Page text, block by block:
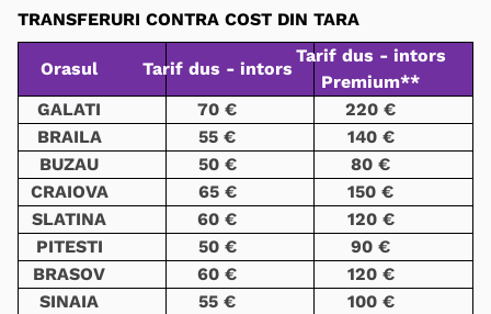
TRANSFERURI CONTRA COST DIN TARA
Orasul Tarif dus - intors
Tarif dus - intors
Premium**
GALATI
70 €
220 €
BRAILA
55 €
140 €
BUZAU
50 €
80 €
CRAIOVA
65 €
150 €
SLATINA
60 €
120 €
PITESTI
50 €
90 €
BRASOV
60 €
120 €
SINAIA
55 €
100 €